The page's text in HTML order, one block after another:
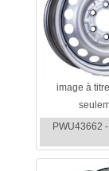
image à
PWU43662